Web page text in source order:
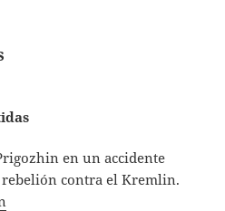
en un accidente
rebelión contra el Kremlin.